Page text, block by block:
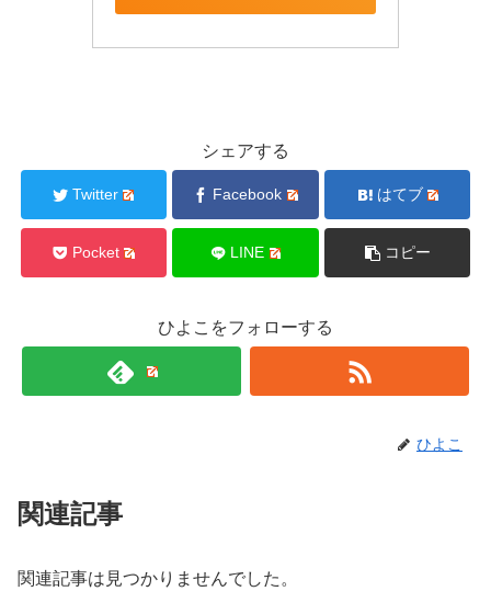
シェアする
Twitter Facebook はてブ
Pocket LINE コピー
ひよこをフォローする
ひよこ
関連記事
関連記事は見つかりませんでした。